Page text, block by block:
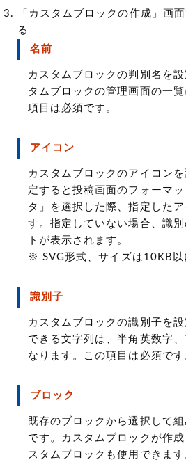
「カスタムブロックの作成」画
る
名前
カスタムブロックの判別名を
タムブロックの管理画面の一
項目は必須です。
アイコン
カスタムブロックのアイコン
定すると投稿画面のフォーマ
タ」を選択した際、指定した
す。指定していない場合、識
トが表示されます。
※ SVG形式、サイズは10KB以
識別子
カスタムブロックの識別子を
できる文字列は、半角英数字
なります。この項目は必須です
ブロック
既存のブロックから選択して
です。カスタムブロックが作
スタムブロックも使用できます